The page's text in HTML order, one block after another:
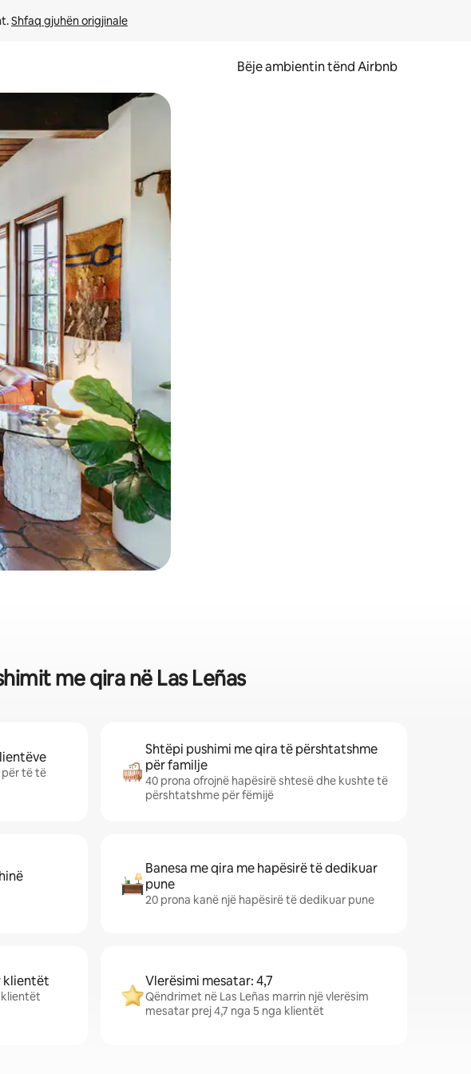
Shfaq gjuhën origjinale
Bëje ambientin tënd Airbnb
prekur ose duke lëvizur ekranin.
me qira në Las Leñas
për të të
Shtëpi pushimi me qira të përshtatshme
për familje
40 prona ofrojnë hapësirë shtesë dhe kushte të
përshtatshme për fëmijë
Banesa me qira me hapësirë të dedikuar
pune
20 prona kanë një hapësirë të dedikuar pune
klientët
klientët
Vlerësimi mesatar: 4,7
Qëndrimet në Las Leñas marrin një vlerësim
mesatar prej 4,7 nga 5 nga klientët